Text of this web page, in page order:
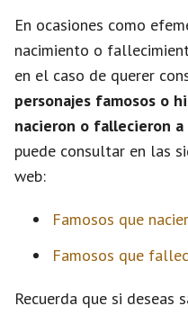
En ocasiones como
nacimiento o
en el caso de querer
personajes famosos o
nacieron o fallecieron
puede consultar en las
web:
Famosos que
Famosos que
Recuerda que si deseas